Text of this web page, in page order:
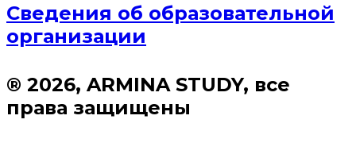
Сведения об образовательной
организации
® 2026, ARMINA STUDY, все
права защищены